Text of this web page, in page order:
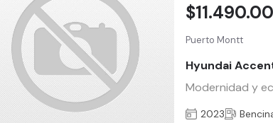
Puerto Montt
Hyundai
Modernidad y
2023